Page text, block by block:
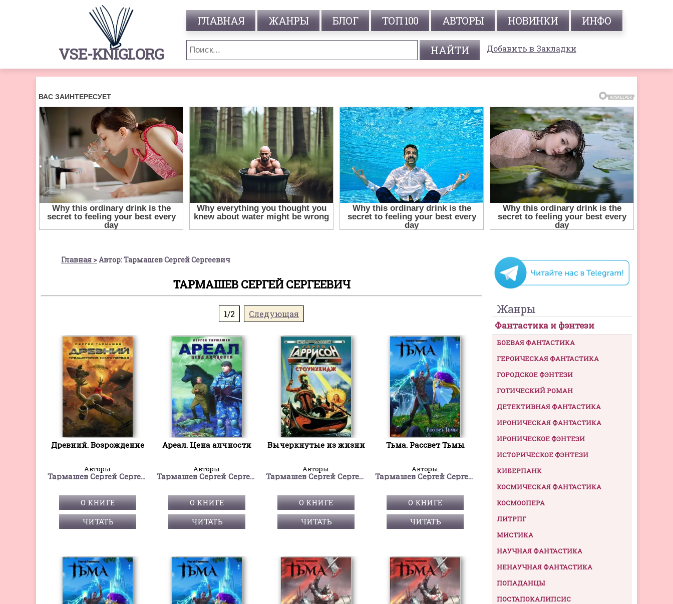
VSE-KNIGI.ORG
ГЛАВНАЯ ЖАНРЫ БЛОГ ТОП 100 АВТОРЫ НОВИНКИ ИНФО
Добавить в Закладки
Главная Автор: Тармашев Сергей Сергеевич
ТАРМАШЕВ СЕРГЕЙ СЕРГЕЕВИЧ
1/2 Следующая
Древний. Возрождение
Авторы:
Тармашев Сергей Сергеевич
О КНИГЕ
ЧИТАТЬ
Ареал. Цена алчности
Авторы:
Тармашев Сергей Сергеевич
О КНИГЕ
ЧИТАТЬ
Вычеркнутые из жизни
Авторы:
Тармашев Сергей Сергеевич
О КНИГЕ
ЧИТАТЬ
Тьма. Рассвет Тьмы
Авторы:
Тармашев Сергей Сергеевич
О КНИГЕ
ЧИТАТЬ
Жанры
Фантастика и фэнтези
БОЕВАЯ ФАНТАСТИКА
ГЕРОИЧЕСКАЯ ФАНТАСТИКА
ГОРОДСКОЕ ФЭНТЕЗИ
ГОТИЧЕСКИЙ РОМАН
ДЕТЕКТИВНАЯ ФАНТАСТИКА
ИРОНИЧЕСКАЯ ФАНТАСТИКА
ИРОНИЧЕСКОЕ ФЭНТЕЗИ
ИСТОРИЧЕСКОЕ ФЭНТЕЗИ
КИБЕРПАНК
КОСМИЧЕСКАЯ ФАНТАСТИКА
КОСМООПЕРА
ЛИТРПГ
МИСТИКА
НАУЧНАЯ ФАНТАСТИКА
НЕНАУЧНАЯ ФАНТАСТИКА
ПОПАДАНЦЫ
ПОСТАПОКАЛИПСИС